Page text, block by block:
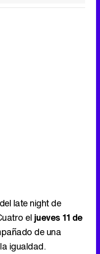
late night de
el jueves 11 de
de una
igualdad.